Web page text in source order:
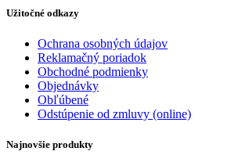
Užitočné odkazy
Ochrana osobných údajov
Reklamačný poriadok
Obchodné podmienky
Objednávky
Obľúbené
Odstúpenie od zmluvy (online)
Najnovšie produkty